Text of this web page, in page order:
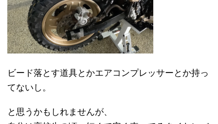
ビード落とす道具とかエアコンプレッサーとか持っ
てないし。
と思うかもしれませんが、